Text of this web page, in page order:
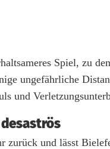
Spiel, zu
ungefährliche
und
zurück und lässt